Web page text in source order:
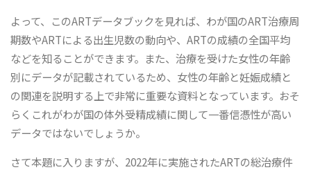
よって、このARTデータブックを見れば、わが国のART治療周
期数やARTによる出生児数の動向や、ARTの成績の全国平均
などを知ることができます。また、治療を受けた女性の年齢
別にデータが記載されているため、女性の年齢と妊娠成績と
の関連を説明する上で非常に重要な資料となっています。おそ
らくこれがわが国の体外受精成績に関して一番信憑性が高い
データではないでしょうか。
さて本題に入りますが、2022年に実施されたARTの総治療件